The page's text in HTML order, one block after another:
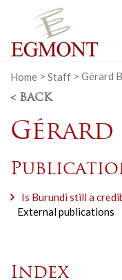
Home > Staff > Gérard
< BACK
Gérard
Is Burundi still a
External publications
Index